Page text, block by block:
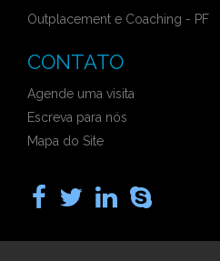
Outplacement e Coaching - PF
CONTATO
Agende uma visita
Escreva para nós
Mapa do Site